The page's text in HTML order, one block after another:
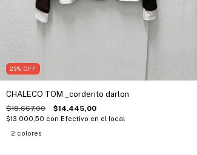
23% OFF
CHALECO TOM _corderito darlon
$18.667,00 $14.445,00
$13.000,50 con Efectivo en el local
2 colores